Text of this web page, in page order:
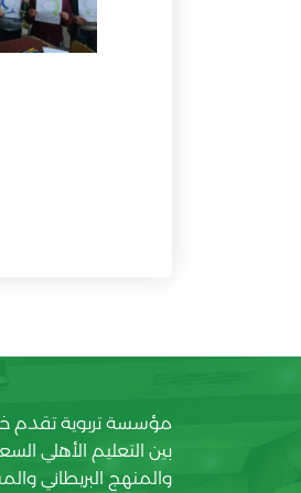
مؤسسة تربوية تقدم
بين التعليم الأهلي
والمنهج البريطاني